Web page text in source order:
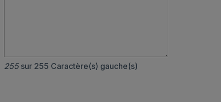
255sur 255 Caractère(s) gauche(s)